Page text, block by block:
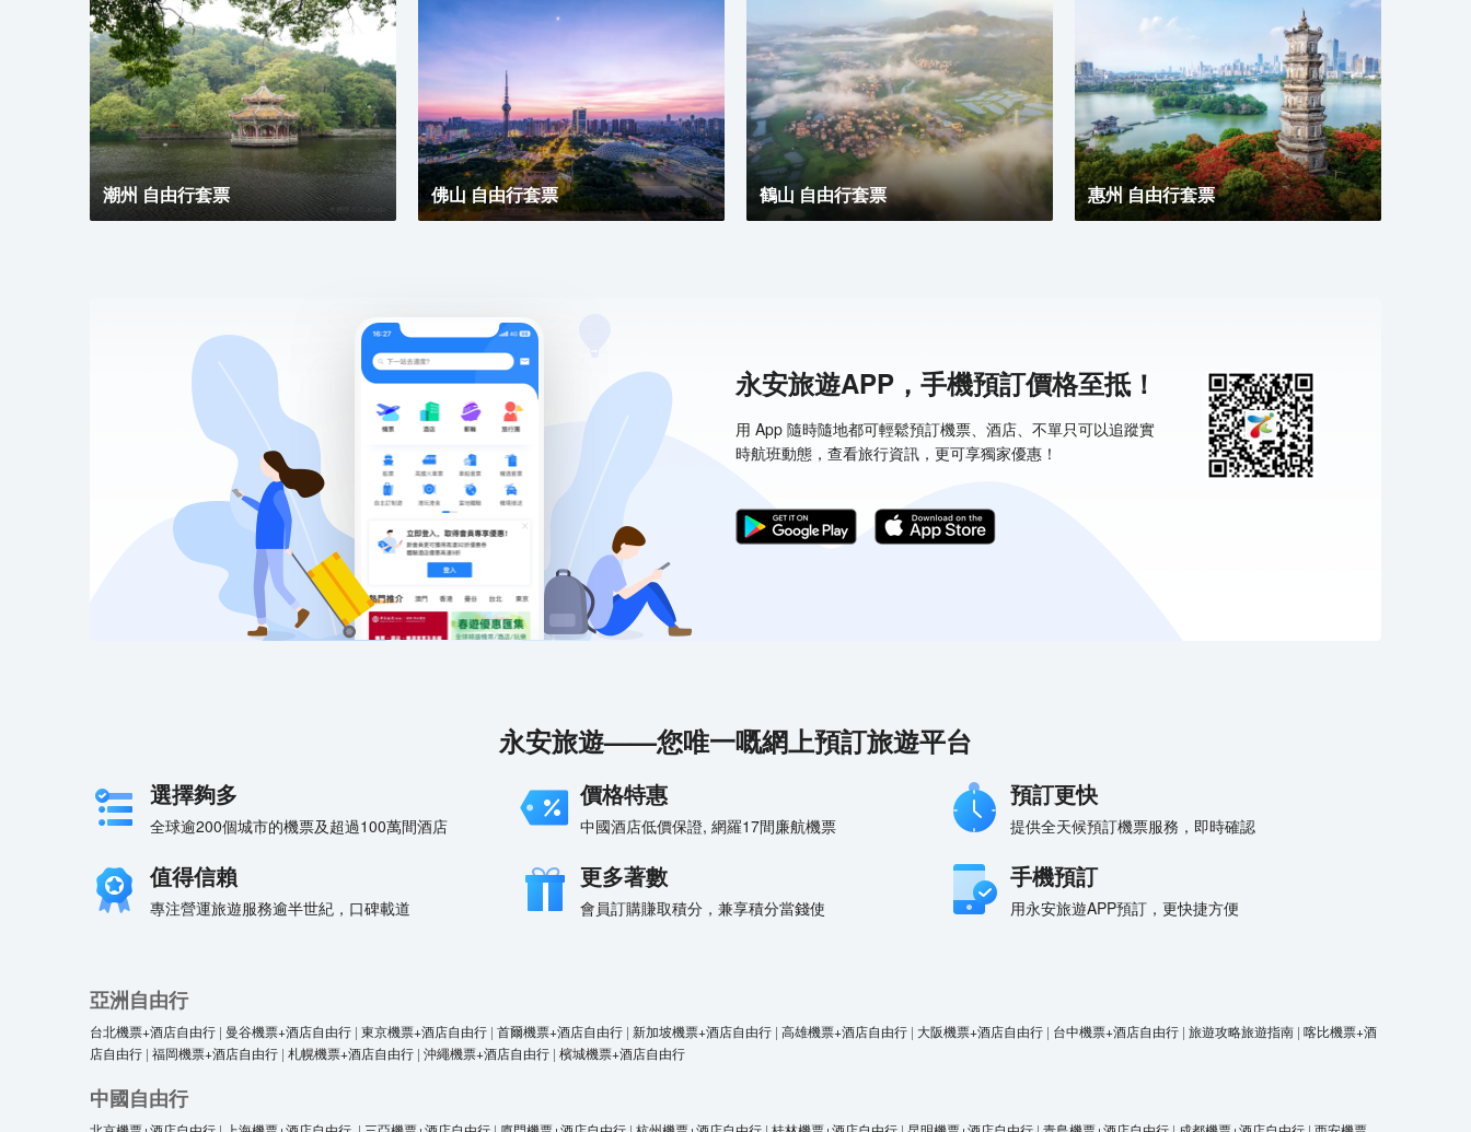
潮州 自由行套票 佛山 自由行套票 鶴山 自由行套票 惠州 自由行套票
永安旅遊APP，手機預訂價格至抵！
用 App 隨時隨地都可輕鬆預訂機票、酒店、不單只可以追蹤實
時航班動態，查看旅行資訊，更可享獨家優惠！
永安旅遊——您唯一嘅網上預訂旅遊平台
選擇夠多
全球逾200個城市的機票及超過100萬間酒店
價格特惠
中國酒店低價保證, 網羅17間廉航機票
預訂更快
提供全天候預訂機票服務，即時確認
值得信賴
專注營運旅遊服務逾半世紀，口碑載道
更多著數
會員訂購賺取積分，兼享積分當錢使
手機預訂
用永安旅遊APP預訂，更快捷方便
亞洲自由行
台北機票+酒店自由行 | 曼谷機票+酒店自由行 | 東京機票+酒店自由行 | 首爾機票+酒店自由行 | 新加坡機票+酒店自由行 | 高雄機票+酒店自由行 | 大阪機票+酒店自由行 | 台中機票+酒店自由行 | 旅遊攻略旅遊指南 | 喀比機票+酒
店自由行 | 福岡機票+酒店自由行 | 札幌機票+酒店自由行 | 沖繩機票+酒店自由行 | 檳城機票+酒店自由行
中國自由行